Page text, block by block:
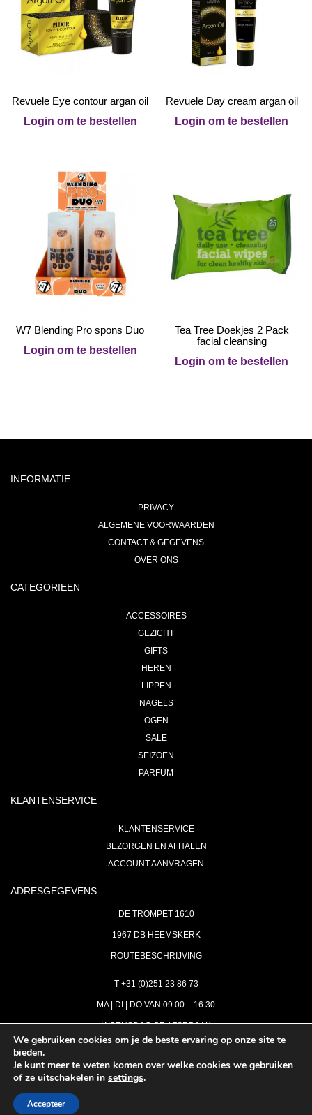
Revuele Eye contour argan oil
Login om te bestellen
Revuele Day cream argan oil
Login om te bestellen
W7 Blending Pro spons Duo
Login om te bestellen
Tea Tree Doekjes 2 Pack
facial cleansing
Login om te bestellen
INFORMATIE
PRIVACY
ALGEMENE VOORWAARDEN
CONTACT & GEGEVENS
OVER ONS
CATEGORIEEN
ACCESSOIRES
GEZICHT
GIFTS
HEREN
LIPPEN
NAGELS
OGEN
SALE
SEIZOEN
PARFUM
KLANTENSERVICE
KLANTENSERVICE
BEZORGEN EN AFHALEN
ACCOUNT AANVRAGEN
ADRESGEGEVENS
DE TROMPET 1610
1967 DB HEEMSKERK
ROUTEBESCHRIJVING
T +31 (0)251 23 86 73
MA | DI | DO VAN 09:00 – 16.30
WOENSDAG OP AFSPRAAK
INFO@ASTH.NL
We gebruiken cookies om je de beste ervaring op onze site te
bieden.
Je kunt meer te weten komen over welke cookies we gebruiken
of ze uitschakelen in settings.
Accepteer